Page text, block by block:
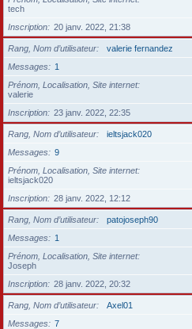
tech
Inscription
20 janv. 2022, 21:38
Rang, Nom d’utilisateur
valerie fernandez
Messages
1
Prénom, Localisation, Site internet
valerie
Inscription
23 janv. 2022, 22:35
Rang, Nom d’utilisateur
ieltsjack020
Messages
9
Prénom, Localisation, Site internet
ieltsjack020
Inscription
28 janv. 2022, 12:12
Rang, Nom d’utilisateur
patojoseph90
Messages
1
Prénom, Localisation, Site internet
Joseph
Inscription
28 janv. 2022, 20:32
Rang, Nom d’utilisateur
Axel01
Messages
7